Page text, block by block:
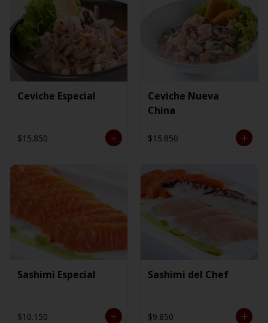
Ceviche Especial
$15.850
Ceviche Nueva
China
$15.850
Sashimi Especial
$10.150
Sashimi del Chef
$9.850